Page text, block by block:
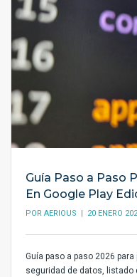
Guía Paso a Paso
En Google Play
POR AERIOUS | 20 ENERO
Guía paso a paso 2026 para
seguridad de datos,